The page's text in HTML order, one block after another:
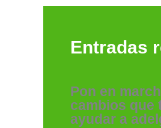
Entradas
Pon en
cambios que
ayudar a